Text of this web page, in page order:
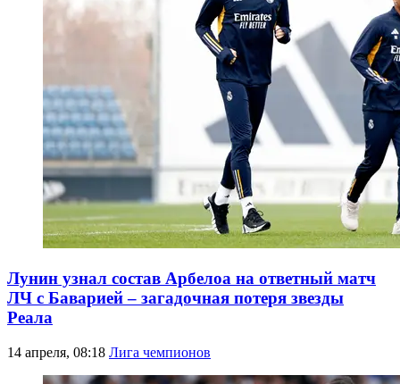
Лунин узнал состав Арбелоа на ответный матч
ЛЧ с Баварией – загадочная потеря звезды
Реала
14 апреля, 08:18 Лига чемпионов